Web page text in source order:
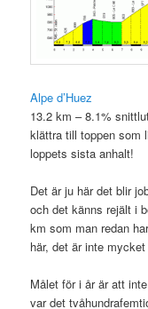
Alpe d’Huez
13.2 km – 8.1%
klättra till toppen som
loppets sista anhalt!
Det är ju här det blir
och det känns rejält i
km som man redan
här, det är inte
Målet för i år är att
var det